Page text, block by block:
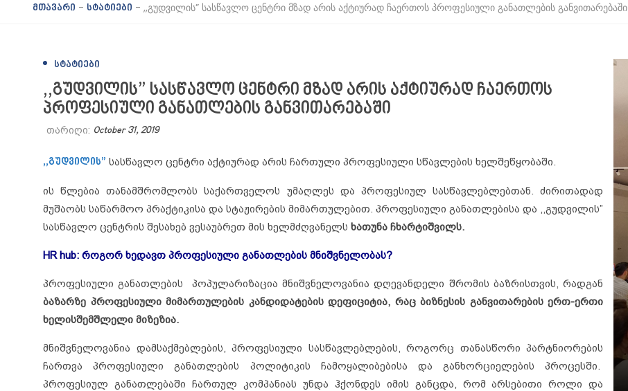
მთავარი - სტატიები - ,,გუდვილის” სასწავლო ცენტრი მზად არის აქტიურად ჩაერთოს პროფესიული განათლების განვითარებაში
ᲡᲢᲐᲢᲘᲔᲑᲘ
,,გუდვილის” სასწავლო ცენტრი მზად არის აქტიურად ჩაერთოს
პროფესიული განათლების განვითარებაში
თარიღი: October 31, 2019
,,გუდვილის” სასწავლო ცენტრი აქტიურად არის ჩართული პროფესიული სწავლების ხელშეწყობაში.
ის წლებია თანამშრომლობს საქართველოს უმაღლეს და პროფესიულ სასწავლებლებთან. ძირითადად
მუშაობს საწარმოო პრაქტიკისა და სტაჟირების მიმართულებით. პროფესიული განათლებისა და ,,გუდვილის”
სასწავლო ცენტრის შესახებ ვესაუბრეთ მის ხელმძღვანელს ხათუნა ჩხარტიშვილს.
HR hub: როგორ ხედავთ პროფესიული განათლების მნიშვნელობას?
პროფესიული განათლების პოპულარიზაცია მნიშვნელოვანია დღევანდელი შრომის ბაზრისთვის, რადგან
ბაზარზე პროფესიული მიმართულების კანდიდატების დეფიციტია, რაც ბიზნესის განვითარების ერთ-ერთი
ხელისშემშლელი მიზეზია.
მნიშვნელოვანია დამსაქმებლების, პროფესიული სასწავლებლების, როგორც თანასწორი პარტნიორების
ჩართვა პროფესიული განათლების პოლიტიკის ჩამოყალიბებისა და განხორციელების პროცესში.
პროფესიულ განათლებაში ჩართულ კომპანიას უნდა ჰქონდეს იმის განცდა, რომ არსებითი როლი და